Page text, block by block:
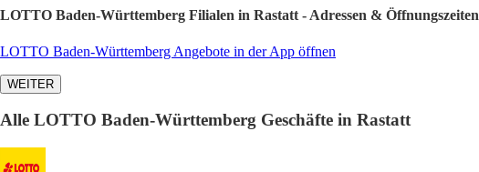
LOTTO Baden-Württemberg Filialen in Rastatt - Adressen & Öffnungszeiten
LOTTO Baden-Württemberg Angebote in der App öffnen
WEITER
Alle LOTTO Baden-Württemberg Geschäfte in Rastatt